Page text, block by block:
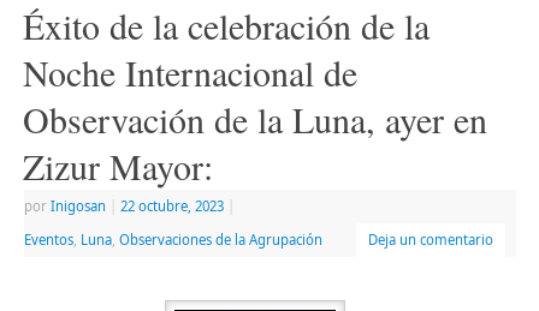
nueva) nueva) amigo
(Se
en
una
nueva)
Éxito de la celebración de la
Noche Internacional de
Observación de la Luna, ayer en
Zizur Mayor:
por Inigosan 22 octubre, 2023
Eventos, Luna, Observaciones de la Agrupación Deja un comentario